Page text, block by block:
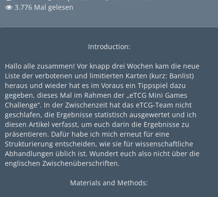
3.776 Mal gelesen
Introduction:
Hallo alle zusammen! Vor knapp drei Wochen kam die neue
Liste der verbotenen und limitierten Karten (kurz: Banlist)
heraus und wieder hat es im Voraus ein Tippspiel dazu
gegeben, dieses Mal im Rahmen der „eTCG Mini Games
Challenge“. In der Zwischenzeit hat das eTCG-Team nicht
geschlafen, die Ergebnisse statistisch ausgewertet und ich
diesen Artikel verfasst, um euch darin die Ergebnisse zu
präsentieren. Dafür habe ich mich erneut für eine
Strukturierung entscheiden, wie sie für wissenschaftliche
Abhandlungen üblich ist. Wundert euch also nicht über die
englischen Zwischenüberschriften.
Materials and Methods: